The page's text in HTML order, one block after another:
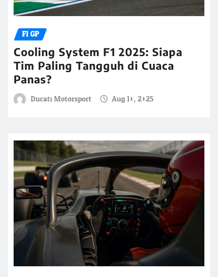
F1 GP
Cooling System F1 2025: Siapa
Tim Paling Tangguh di Cuaca
Panas?
Ducati Motorsport Aug 10, 2025